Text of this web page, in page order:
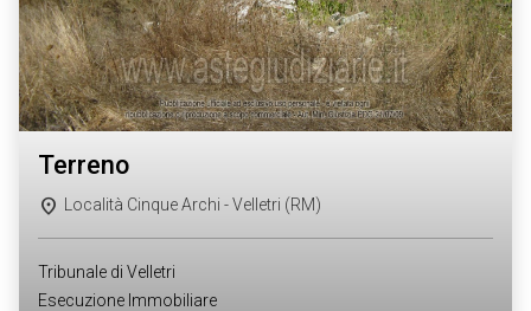
terreno
Località Cinque Archi - Velletri (RM)
Tribunale di Velletri
Esecuzione Immobiliare